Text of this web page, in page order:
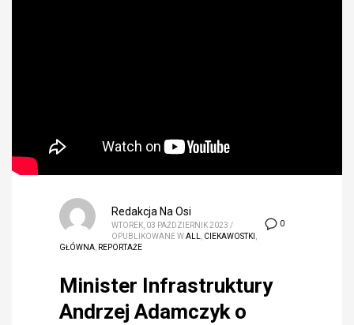
0
Redakcja Na Osi
WTOREK, 03 PAŹDZIERNIK 2023 /
OPUBLIKOWANE WALL, CIEKAWOSTKI ,
GŁÓWNA, REPORTAŻE
Minister Infrastruktury
Andrzej Adamczyk o